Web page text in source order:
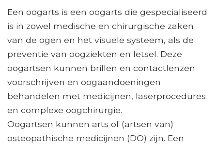
Een oogarts is een oogarts die gespecialiseerd
is in zowel medische en chirurgische zaken
van de ogen en het visuele systeem, als de
preventie van oogziekten en letsel. Deze
oogartsen kunnen brillen en contactlenzen
voorschrijven en oogaandoeningen
behandelen met medicijnen, laserprocedures
en complexe oogchirurgie.
Oogartsen kunnen arts of (artsen van)
osteopathische medicijnen (DO) zijn. Een